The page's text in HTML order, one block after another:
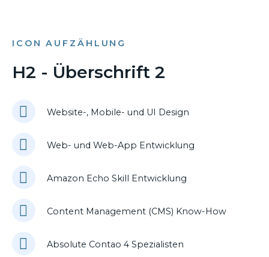
ICON AUFZÄHLUNG
H2 - Überschrift 2
Website-, Mobile- und UI Design
Web- und Web-App Entwicklung
Amazon Echo Skill Entwicklung
Content Management (CMS) Know-How
Absolute Contao 4 Spezialisten